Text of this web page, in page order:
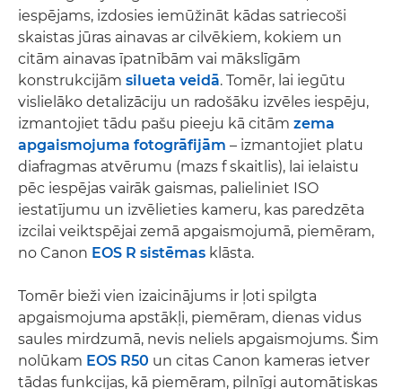
iespējams, izdosies iemūžināt kādas satriecoši
skaistas jūras ainavas ar cilvēkiem, kokiem un
citām ainavas īpatnībām vai mākslīgām
konstrukcijām silueta veidā. Tomēr, lai iegūtu
vislielāko detalizāciju un radošāku izvēles iespēju,
izmantojiet tādu pašu pieeju kā citām zema
apgaismojuma fotogrāfijām – izmantojiet platu
diafragmas atvērumu (mazs f skaitlis), lai ielaistu
pēc iespējas vairāk gaismas, palieliniet ISO
iestatījumu un izvēlieties kameru, kas paredzēta
izcilai veiktspējai zemā apgaismojumā, piemēram,
no Canon EOS R sistēmas klāsta.
Tomēr bieži vien izaicinājums ir ļoti spilgta
apgaismojuma apstākļi, piemēram, dienas vidus
saules mirdzumā, nevis neliels apgaismojums. Šim
nolūkam EOS R50 un citas Canon kameras ietver
tādas funkcijas, kā piemēram, pilnīgi automātiskas